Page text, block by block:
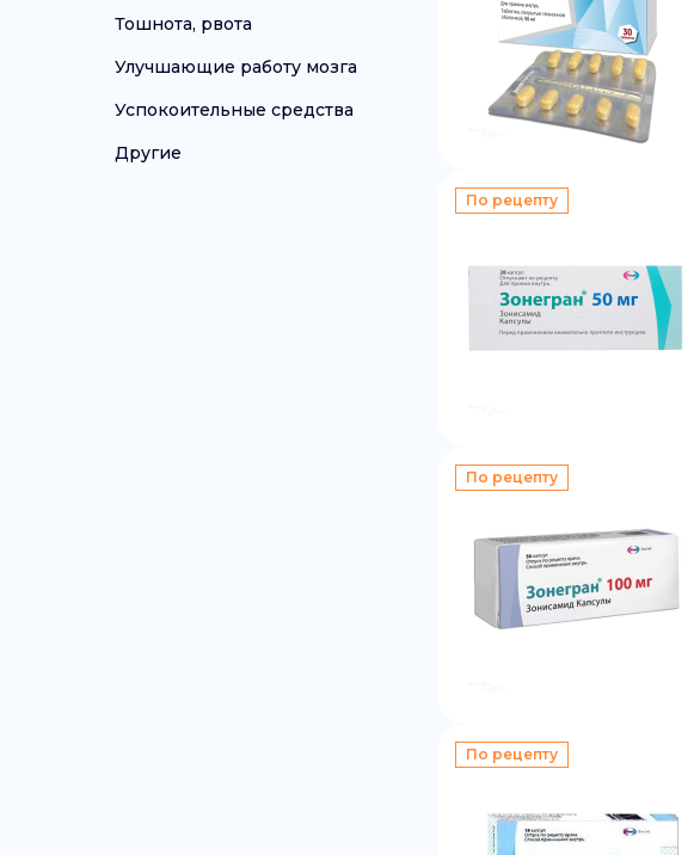
Тошнота, рвота
Улучшающие работу мозга
Успокоительные средства
Другие
По рецепту
По рецепту
По рецепту